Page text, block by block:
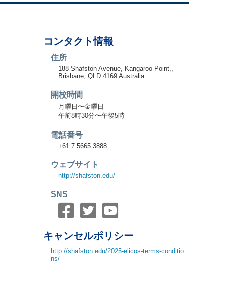
コンタクト情報
住所
188 Shafston Avenue, Kangaroo Point,,
Brisbane, QLD 4169 Australia
開校時間
月曜日〜金曜日
午前8時30分〜午後5時
電話番号
+61 7 5665 3888
ウェブサイト
http://shafston.edu/
SNS
キャンセルポリシー
http://shafston.edu/2025-elicos-terms-conditio
ns/